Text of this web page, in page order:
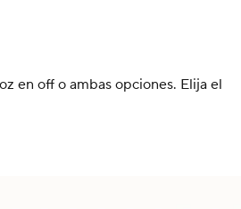
en off o ambas opciones. Elija el